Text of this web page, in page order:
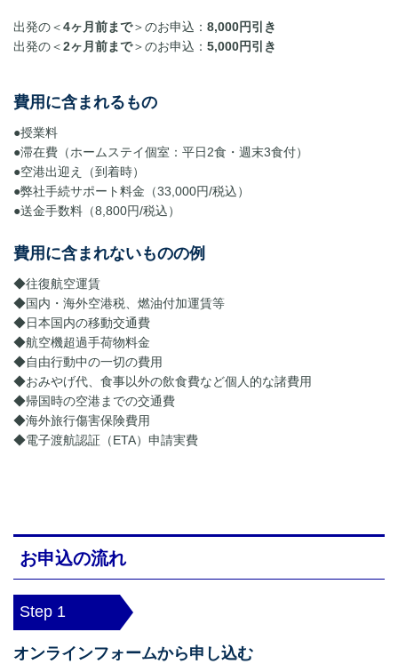
出発の＜4ヶ月前まで＞のお申込： 8,000円引き
出発の＜2ヶ月前まで＞のお申込： 5,000円引き
費用に含まれるもの
●授業料
●滞在費（ホームステイ個室：平日2食・週末3食付）
●空港出迎え（到着時）
●弊社手続サポート料金（33,000円/税込）
●送金手数料（8,800円/税込）
費用に含まれないものの例
◆往復航空運賃
◆国内・海外空港税、燃油付加運賃等
◆日本国内の移動交通費
◆航空機超過手荷物料金
◆自由行動中の一切の費用
◆おみやげ代、食事以外の飲食費など個人的な諸費用
​◆帰国時の空港までの交通費
◆海外旅行傷害保険費用
◆電子渡航認証（ETA）申請実費
お申込の流れ
Step 1
オンラインフォームから申し込む